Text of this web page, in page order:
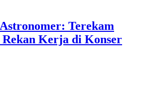
Terekam
Rekan Kerja di Konser